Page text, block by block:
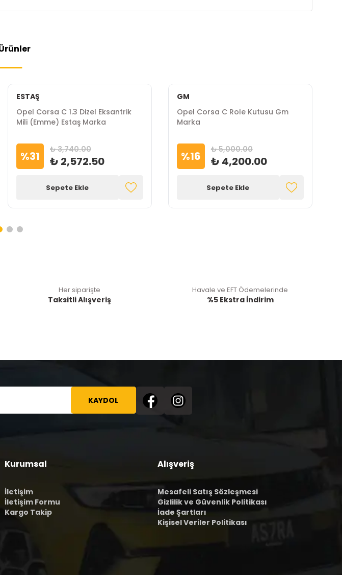
ESTAŞ
Opel Corsa C 1.3 Dizel Eksantrik
Mili (Emme) Estaş Marka
%31 ₺ 3,740.00
₺ 2,572.50
Sepete Ekle
GM
Opel Corsa C Role Kutusu Gm
Marka
%16 ₺ 5,000.00
₺ 4,200.00
Sepete Ekle
Her siparişte
Taksitli Alışveriş
Havale ve EFT Ödemelerinde
%5 Ekstra İndirim
KAYDOL
Kurumsal
İletişim
İletişim Formu
Kargo Takip
Alışveriş
Mesafeli Satış Sözleşmesi
Gizlilik ve Güvenlik Politikası
İade Şartları
Kişisel Veriler Politikası